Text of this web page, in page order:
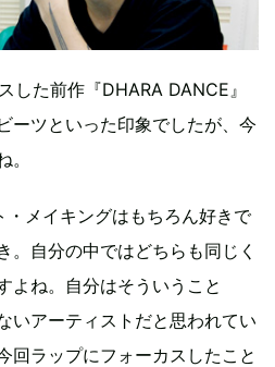
た前作『DHARA DANCE』
ーツといった印象でしたが、今
・メイキングはもちろん好きで
。自分の中ではどちらも同じく
よね。自分はそういうこと
いアーティストだと思われてい
回ラップにフォーカスしたこと